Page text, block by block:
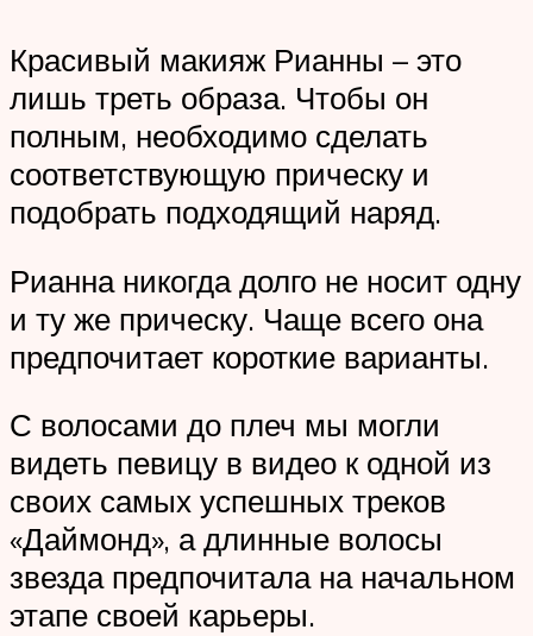
Красивый макияж Рианны – это
лишь треть образа. Чтобы он
полным, необходимо сделать
соответствующую прическу и
подобрать подходящий наряд.
Рианна никогда долго не носит одну
и ту же прическу. Чаще всего она
предпочитает короткие варианты.
С волосами до плеч мы могли
видеть певицу в видео к одной из
своих самых успешных треков
«Даймонд», а длинные волосы
звезда предпочитала на начальном
этапе своей карьеры.